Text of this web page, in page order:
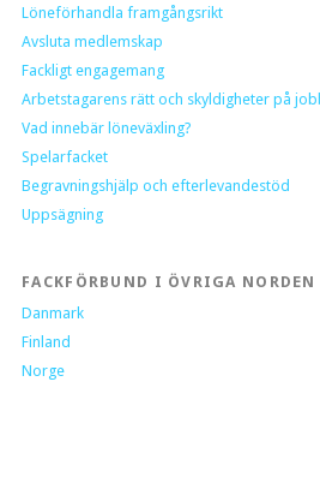
Löneförhandla framgångsrikt
Avsluta medlemskap
Fackligt engagemang
Arbetstagarens rätt och skyldigheter på
Vad innebär löneväxling?
Spelarfacket
Begravningshjälp och efterlevandestöd
Uppsägning
FACKFÖRBUND I ÖVRIGA NORDEN
Danmark
Finland
Norge